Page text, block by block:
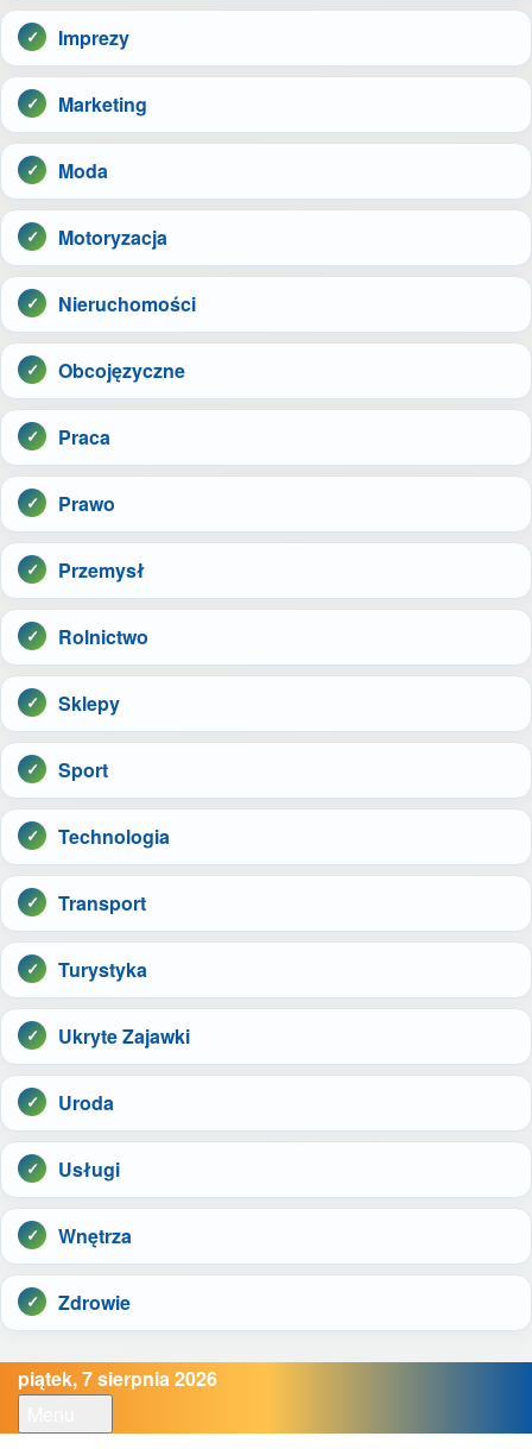
Imprezy
Marketing
Moda
Motoryzacja
Nieruchomości
Obcojęzyczne
Praca
Prawo
Przemysł
Rolnictwo
Sklepy
Sport
Technologia
Transport
Turystyka
Ukryte Zajawki
Uroda
Usługi
Wnętrza
Zdrowie
piątek, 7 sierpnia 2026